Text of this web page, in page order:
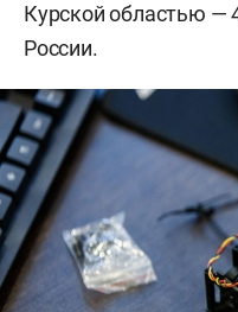
Курской областью —
России.